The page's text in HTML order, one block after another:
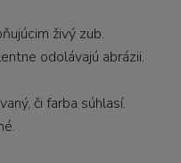
živý zub.
odolávajú abrázii.
či farba súhlasí.